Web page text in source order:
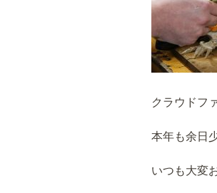
クラウドフ
本年も余日
いつも大変